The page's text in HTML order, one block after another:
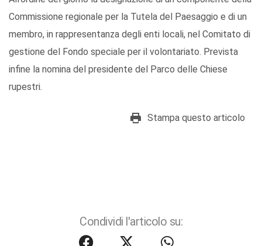
Commissione regionale per la Tutela del Paesaggio e di un
membro, in rappresentanza degli enti locali, nel Comitato di
gestione del Fondo speciale per il volontariato. Prevista
infine la nomina del presidente del Parco delle Chiese
rupestri.
Stampa questo articolo
Condividi l'articolo su: